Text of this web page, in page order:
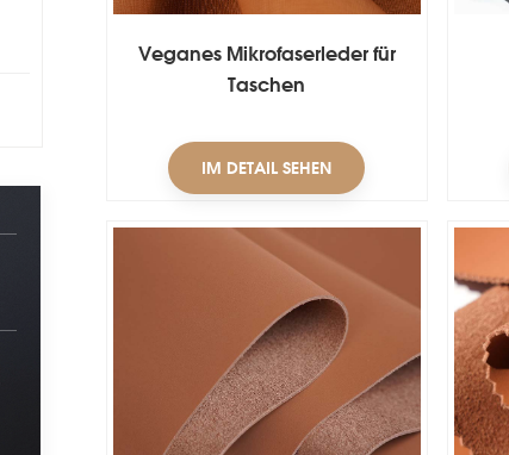
Veganes Mikrofaserleder für
Taschen
IM DETAIL SEHEN